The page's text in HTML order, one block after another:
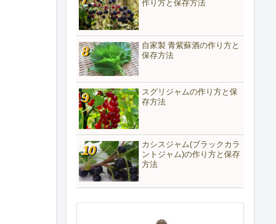
作り方と保存方法
自家製 青紫蘇酒の作り方と
保存方法
スグリジャムの作り方と保
存方法
カシスジャム(ブラックカラ
ントジャム)の作り方と保存
方法